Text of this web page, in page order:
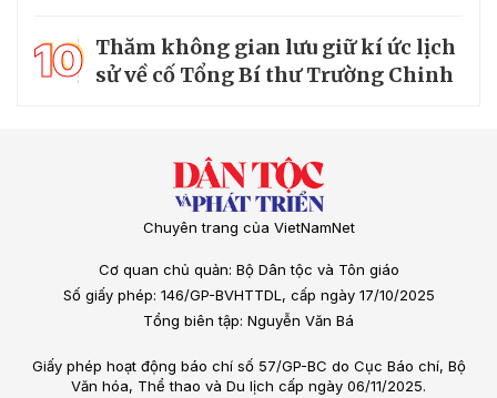
10 Thăm không gian lưu giữ kí ức lịch
sử về cố Tổng Bí thư Trường Chinh
Chuyên trang của VietNamNet
Cơ quan chủ quản: Bộ Dân tộc và Tôn giáo
Số giấy phép: 146/GP-BVHTTDL, cấp ngày 17/10/2025
Tổng biên tập: Nguyễn Văn Bá
Giấy phép hoạt động báo chí số 57/GP-BC do Cục Báo chí, Bộ
Văn hóa, Thể thao và Du lịch cấp ngày 06/11/2025.